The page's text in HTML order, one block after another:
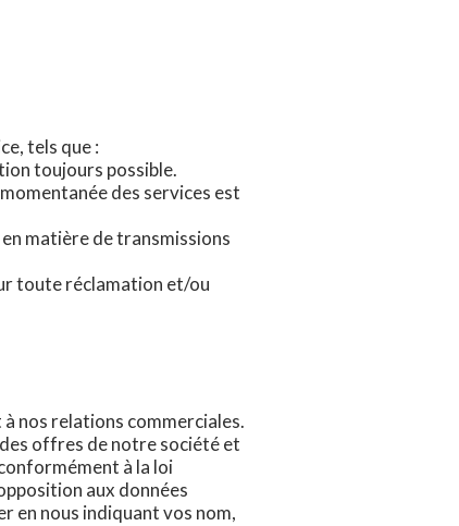
tels que :
toujours possible.
des services est
matière de transmissions
toute réclamation et/ou
nos relations commerciales.
offres de notre société et
à la loi
aux données
en nous indiquant vos nom,